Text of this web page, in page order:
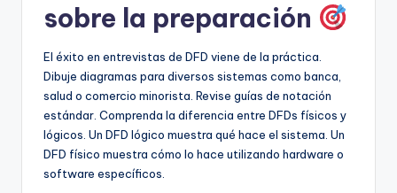
sobre la preparación
El éxito en entrevistas de DFD viene de la práctica.
Dibuje diagramas para diversos sistemas como banca,
salud o comercio minorista. Revise guías de notación
estándar. Comprenda la diferencia entre DFDs físicos y
lógicos. Un DFD lógico muestra qué hace el sistema. Un
DFD físico muestra cómo lo hace utilizando hardware o
software específicos.